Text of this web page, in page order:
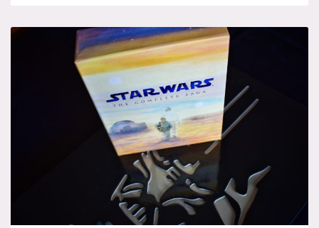
denn
schon
Weihnachten?
Lego-
Adventskalender
2019…